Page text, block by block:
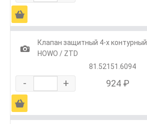
Ä
1
Клапан защитный 4-х контурный
HOWO / ZTD
81.52151.6094
- + 924 ₽
Ä